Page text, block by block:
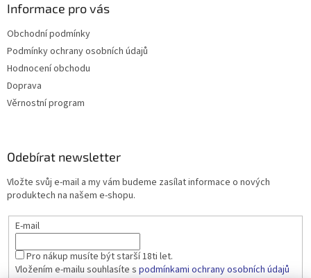
Informace pro vás
Obchodní podmínky
Podmínky ochrany osobních údajů
Hodnocení obchodu
Doprava
Věrnostní program
Odebírat newsletter
Vložte svůj e-mail a my vám budeme zasílat informace o nových
produktech na našem e-shopu.
E-mail
Pro nákup musíte být starší 18ti let.
Vložením e-mailu souhlasíte s podmínkami ochrany osobních údajů